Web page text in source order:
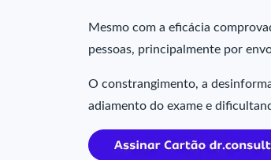
Mesmo com a eficácia
pessoas, principalmente por
O constrangimento, a
adiamento do exame e